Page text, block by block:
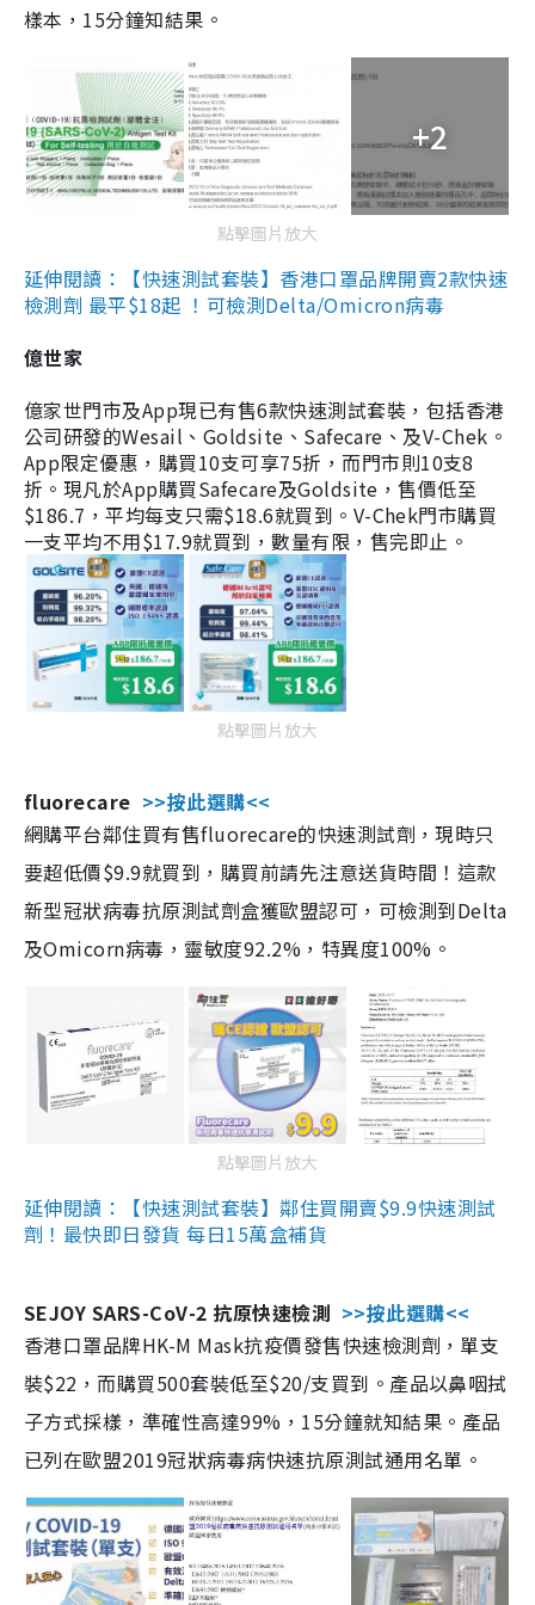
樣本，15分鐘知結果。
+2
點擊圖片放大
延伸閱讀：【快速測試套裝】香港口罩品牌開賣2款快速
檢測劑 最平$18起 ！可檢測Delta/Omicron病毒
億世家
億家世門市及App現已有售6款快速測試套裝，包括香港
公司研發的Wesail、Goldsite、Safecare、及V-Chek。
App限定優惠，購買10支可享75折，而門市則10支8
折。現凡於App購買Safecare及Goldsite，售價低至
$186.7，平均每支只需$18.6就買到。V-Chek門市購買
一支平均不用$17.9就買到，數量有限，售完即止。
點擊圖片放大
fluorecare >>按此選購<<
網購平台鄰住買有售fluorecare的快速測試劑，現時只
要超低價$9.9就買到，購買前請先注意送貨時間！這款
新型冠狀病毒抗原測試劑盒獲歐盟認可，可檢測到Delta
及Omicorn病毒，靈敏度92.2%，特異度100%。
點擊圖片放大
延伸閱讀：【快速測試套裝】鄰住買開賣$9.9快速測試
劑！最快即日發貨 每日15萬盒補貨
SEJOY SARS-CoV-2 抗原快速檢測 >>按此選購<<
香港口罩品牌HK-M Mask抗疫價發售快速檢測劑，單支
裝$22，而購買500套裝低至$20/支買到。產品以鼻咽拭
子方式採樣，準確性高達99%，15分鐘就知結果。產品
已列在歐盟2019冠狀病毒病快速抗原測試通用名單。